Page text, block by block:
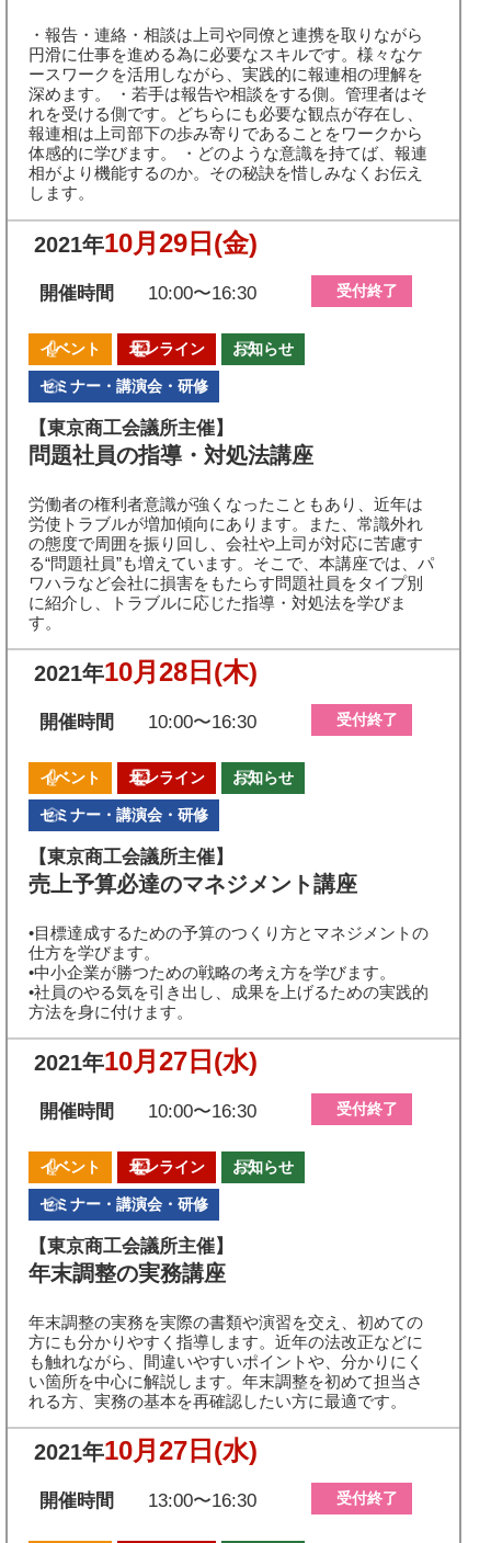
・報告・連絡・相談は上司や同僚と連携を取りながら
円滑に仕事を進める為に必要なスキルです。様々なケ
ースワークを活用しながら、実践的に報連相の理解を
深めます。 ・若手は報告や相談をする側。管理者はそ
れを受ける側です。どちらにも必要な観点が存在し、
報連相は上司部下の歩み寄りであることをワークから
体感的に学びます。 ・どのような意識を持てば、報連
相がより機能するのか。その秘訣を惜しみなくお伝え
します。
2021年10月29日 (金)
開催時間 10:00〜16:30 受付終了
イベント オンライン お知らせ
セミナー・講演会・研修
【東京商工会議所主催】
問題社員の指導・対処法講座
労働者の権利者意識が強くなったこともあり、近年は
労使トラブルが増加傾向にあります。また、常識外れ
の態度で周囲を振り回し、会社や上司が対応に苦慮す
る“問題社員”も増えています。そこで、本講座では、パ
ワハラなど会社に損害をもたらす問題社員をタイプ別
に紹介し、トラブルに応じた指導・対処法を学びま
す。
2021年10月28日 (木)
開催時間 10:00〜16:30 受付終了
イベント オンライン お知らせ
セミナー・講演会・研修
【東京商工会議所主催】
売上予算必達のマネジメント講座
•目標達成するための予算のつくり方とマネジメントの
仕方を学びます。
•中小企業が勝つための戦略の考え方を学びます。
•社員のやる気を引き出し、成果を上げるための実践的
方法を身に付けます。
2021年10月27日 (水)
開催時間 10:00〜16:30 受付終了
イベント オンライン お知らせ
セミナー・講演会・研修
【東京商工会議所主催】
年末調整の実務講座
年末調整の実務を実際の書類や演習を交え、初めての
方にも分かりやすく指導します。近年の法改正などに
も触れながら、間違いやすいポイントや、分かりにく
い箇所を中心に解説します。年末調整を初めて担当さ
れる方、実務の基本を再確認したい方に最適です。
2021年10月27日 (水)
開催時間 13:00〜16:30 受付終了